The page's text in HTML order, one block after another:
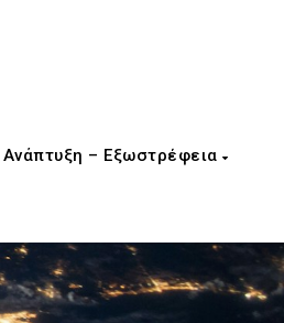
Ανάπτυξη – Εξωστρέφεια